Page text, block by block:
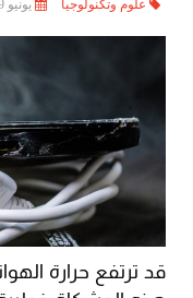
علوم وتكنولوجيا يونيو 19, 2023
قد ترتفع حرارة